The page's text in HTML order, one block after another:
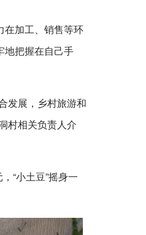
在加工、销售等环
地把握在自己手
发展，乡村旅游和
村相关负责人介
“小土豆”摇身一